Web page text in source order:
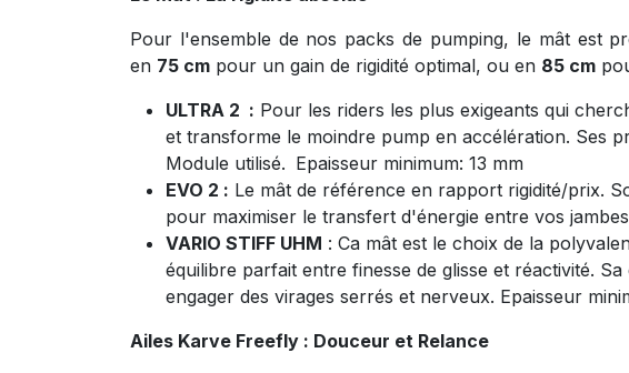
Pour l'ensemble de nos packs de pumping, le mât est
en 75 cm pour un gain de rigidité optimal, ou en 85 cm
ULTRA 2 : Pour les riders les plus exigeants qui
et transforme le moindre pump en accélération. Ses
Module utilisé. Epaisseur minimum: 13 mm
EVO 2 : Le mât de référence en rapport rigidité/prix.
pour maximiser le transfert d'énergie entre vos
VARIO STIFF UHM : Ca mât est le choix de la
équilibre parfait entre finesse de glisse et réactivité.
engager des virages serrés et nerveux. Epaisseur
Ailes Karve Freefly : Douceur et Relance